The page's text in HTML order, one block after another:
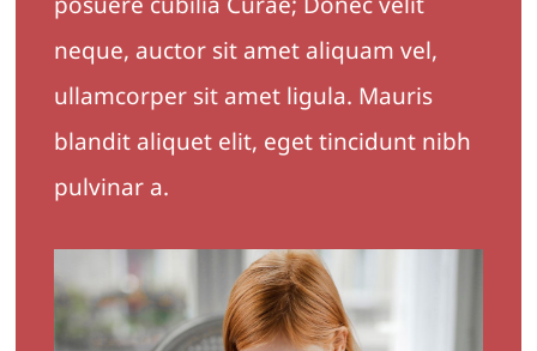
neque, auctor sit amet aliquam vel,
ullamcorper sit amet ligula. Mauris
blandit aliquet elit, eget tincidunt nibh
pulvinar a.